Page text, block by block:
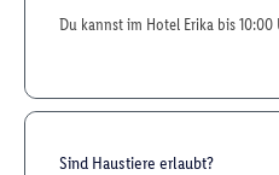
Du kannst im Hotel Erika bis
Sind Haustiere erlaubt?